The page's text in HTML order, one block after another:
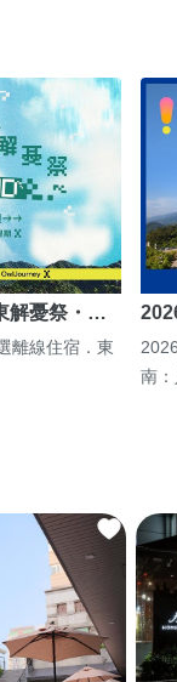
解憂祭・…
離線住宿．東
南